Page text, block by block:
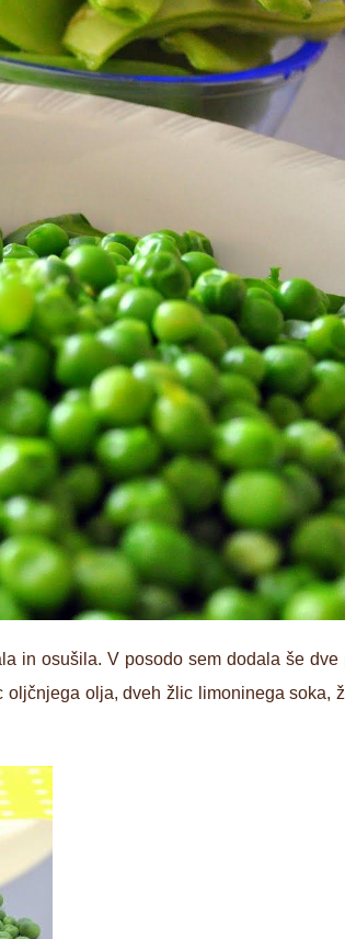
in osušila. V posodo sem dodala še dve
olja, dveh žlic limoninega soka,